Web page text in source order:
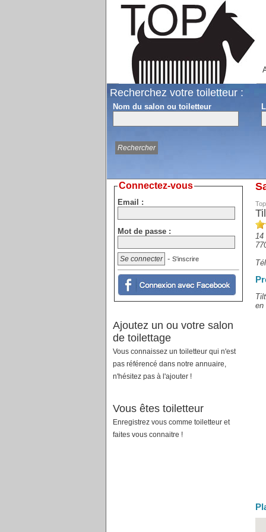
Recherchez votre toiletteur :
Nom du salon ou toiletteur
14
en
Connectez-vous
Email :
Mot de passe :
- S'inscrire
Ajoutez un ou votre salon
de toilettage
Vous connaissez un toiletteur qui n'est
pas référencé dans notre annuaire,
n'hésitez pas à l'ajouter !
Vous êtes toiletteur
Enregistrez vous comme toiletteur et
faites vous connaitre !